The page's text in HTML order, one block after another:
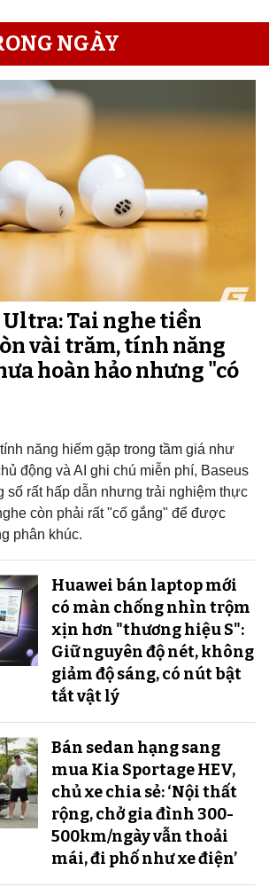
NGÀY
Ultra: Tai nghe tiền
vài trăm, tính năng
hoàn hảo nhưng "có
năng hiếm gặp trong tầm giá như
động và AI ghi chú miễn phí, Baseus
số rất hấp dẫn nhưng trải nghiệm thực
còn phải rất "cố gắng" để được
phân khúc.
Huawei bán laptop mới
có màn chống nhìn trộm
xịn hơn "thương hiệu S":
Giữ nguyên độ nét, không
giảm độ sáng, có nút bật
tắt vật lý
Bán sedan hạng sang
mua Kia Sportage HEV,
chủ xe chia sẻ: ‘Nội thất
rộng, chở gia đình 300-
500km/ngày vẫn thoải
mái, đi phố như xe điện’